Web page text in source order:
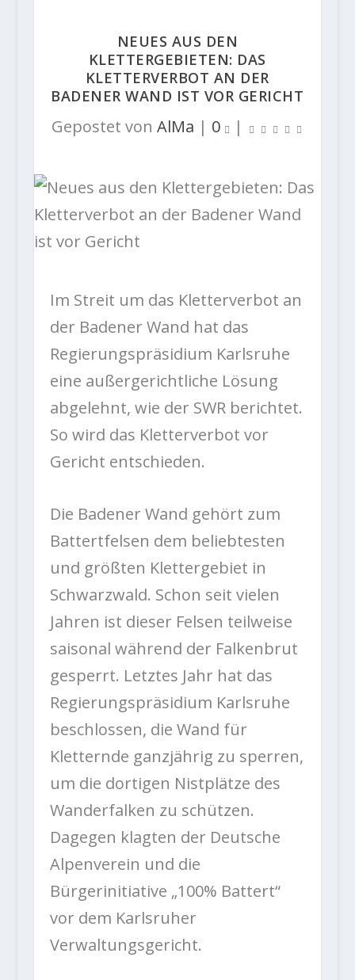
NEUES AUS DEN
KLETTERGEBIETEN: DAS
KLETTERVERBOT AN DER
BADENER WAND IST VOR GERICHT
Gepostet vonAlMa | 0 |
Im Streit um das Kletterverbot an
der Badener Wand hat das
Regierungspräsidium Karlsruhe
eine außergerichtliche Lösung
abgelehnt, wie der SWR berichtet.
So wird das Kletterverbot vor
Gericht entschieden.
Die Badener Wand gehört zum
Battertfelsen dem beliebtesten
und größten Klettergebiet in
Schwarzwald. Schon seit vielen
Jahren ist dieser Felsen teilweise
saisonal während der Falkenbrut
gesperrt. Letztes Jahr hat das
Regierungspräsidium Karlsruhe
beschlossen, die Wand für
Kletternde ganzjährig zu sperren,
um die dortigen Nistplätze des
Wanderfalken zu schützen.
Dagegen klagten der Deutsche
Alpenverein und die
Bürgerinitiative „100% Battert“
vor dem Karlsruher
Verwaltungsgericht.